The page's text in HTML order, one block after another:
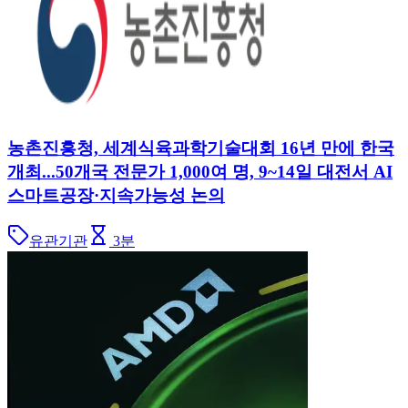
농촌진흥청, 세계식육과학기술대회 16년 만에 한국
개최...50개국 전문가 1,000여 명, 9~14일 대전서 AI
스마트공장·지속가능성 논의
유관기관 3분